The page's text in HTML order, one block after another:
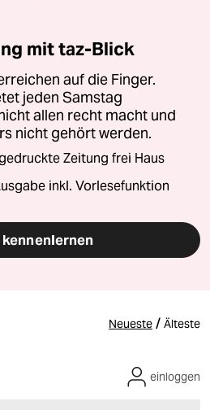
mit taz-Blick
auf die Finger.
jeden Samstag
allen recht macht und
nicht gehört werden.
Zeitung frei Haus
inkl. Vorlesefunktion
Neueste / Älteste
einloggen